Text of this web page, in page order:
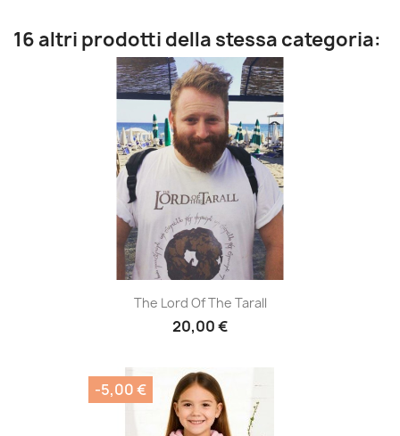
16 altri prodotti della stessa categoria:
The Lord Of The Tarall
20,00 €
-5,00 €